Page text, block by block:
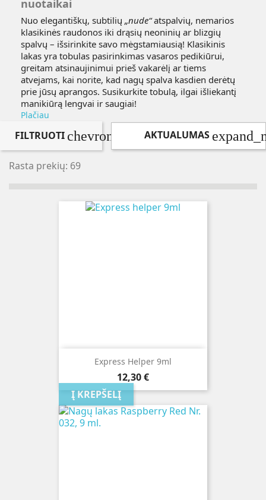
nuotaikai
Nuo elegantiškų, subtilių „nude“atspalvių, nemarios
klasikinės raudonos iki drąsių neoninių ar blizgių
spalvų – išsirinkite savo mėgstamiausią! Klasikinis
lakas yra tobulas pasirinkimas vasaros pedikiūrui,
greitam atsinaujinimui prieš vakarėlį ar tiems
atvejams, kai norite, kad nagų spalva kasdien derėtų
prie jūsų aprangos. Susikurkite tobulą, ilgai išliekantį
manikiūrą lengvai ir saugiai!
Plačiau
FILTRUOTI chevron_rightAKTUALUMAS
Rasta prekių: 69
Express Helper 9ml
Kaina
12,30 €
Į KREPŠELĮ